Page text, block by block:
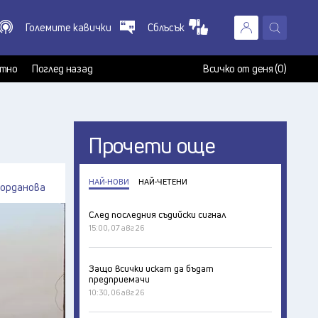
X
Големите кавички Сблъсък
Поглед назад Всичко от деня (0)
Прочети още
НАЙ-НОВИ НАЙ-ЧЕТЕНИ
След последния съдийски сигнал
15:00, 07 авг 26
Защо всички искат да бъдат
предприемачи
10:30, 06 авг 26